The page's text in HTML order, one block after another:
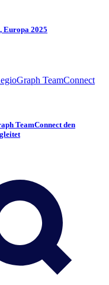
Europa 2025
TeamConnect den